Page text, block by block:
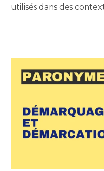
utilisés dans des